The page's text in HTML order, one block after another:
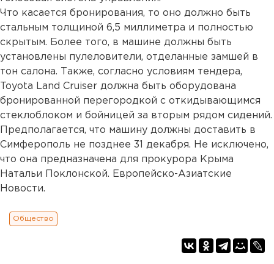
Что касается бронирования, то оно должно быть
стальным толщиной 6,5 миллиметра и полностью
скрытым. Более того, в машине должны быть
установлены пулеловители, отделанные замшей в
тон салона. Также, согласно условиям тендера,
Toyota Land Cruiser должна быть оборудована
бронированной перегородкой с откидывающимся
стеклоблоком и бойницей за вторым рядом сидений.
Предполагается, что машину должны доставить в
Симферополь не позднее 31 декабря. Не исключено,
что она предназначена для прокурора Крыма
Натальи Поклонской. Европейско-Азиатские
Новости.
Общество